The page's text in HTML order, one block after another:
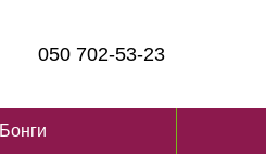
050 702-53-23
Бонги